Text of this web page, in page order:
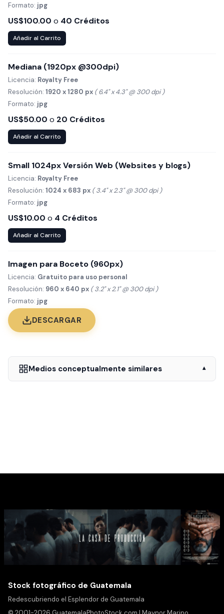
Formato: jpg
US$100.00 o 40 Créditos
Añadir al Carrito
Mediana (1920px @300dpi)
Licencia: Royalty Free
Resolución: 1920 x 1280 px ( 6.4" x 4.3" @ 300 dpi )
Formato: jpg
US$50.00 o 20 Créditos
Añadir al Carrito
Small 1024px Versión Web (Websites y blogs)
Licencia: Royalty Free
Resolución: 1024 x 683 px ( 3.4" x 2.3" @ 300 dpi )
Formato: jpg
US$10.00 o 4 Créditos
Añadir al Carrito
Imagen para Boceto (960px)
Licencia: Gratuito para uso personal
Resolución: 960 x 640 px ( 3.2" x 2.1" @ 300 dpi )
Formato: jpg
DESCARGAR
Medios conceptualmente similares ▾
Stock fotográfico de Guatemala
Redescubriendo el Esplendor de Guatemala